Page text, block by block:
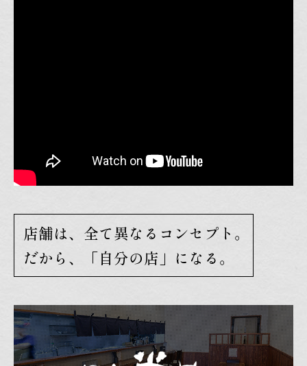
店舗は、全て異なるコンセプト。
だから、「自分の店」になる。